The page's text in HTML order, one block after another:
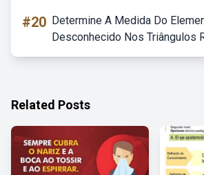
#20 Determine A Medida Do
Desconhecido Nos Triângulos
Related Posts